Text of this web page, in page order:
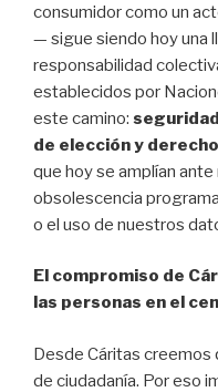
consumidor como un
— sigue siendo hoy una
responsabilidad
establecidos por
este camino:
de elección y
que hoy se amplían
obsolescencia
o el uso de nuestros
El compromiso de
las personas en el
Desde Cáritas creemos
de ciudadanía. Por eso